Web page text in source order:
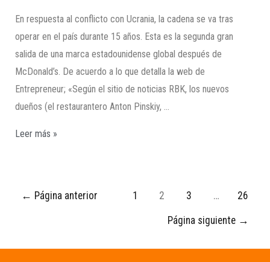
En respuesta al conflicto con Ucrania, la cadena se va tras
operar en el país durante 15 años. Esta es la segunda gran
salida de una marca estadounidense global después de
McDonald’s. De acuerdo a lo que detalla la web de
Entrepreneur; «Según el sitio de noticias RBK, los nuevos
dueños (el restaurantero Anton Pinskiy, …
Leer más »
← Página anterior 1 2 3 … 26
Página siguiente →